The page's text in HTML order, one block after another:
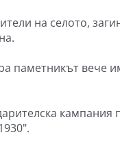
на селото,
паметникът вече
кампания